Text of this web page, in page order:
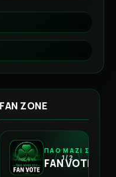
FAN ZONE
ΠΑΟ ΜΑΖΙ ΣΟΥ
FAN VOTE
1 / 2